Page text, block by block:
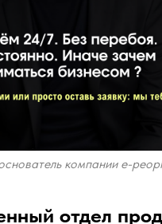
компании e-
отдел